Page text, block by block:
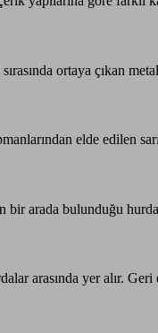
ortaya çıkan
elde edilen
bir arada bulunduğu
arasında yer alır.